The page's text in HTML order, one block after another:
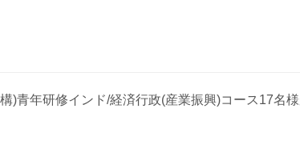
)青年研修インド/経済行政(産業振興)コース17名